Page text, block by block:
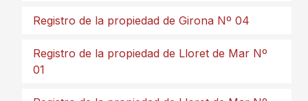
Registro de la propiedad de Girona Nº 04
Registro de la propiedad de Lloret de Mar Nº
01